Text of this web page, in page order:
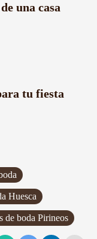
una casa
tu fiesta
Huesca
de boda Pirineos